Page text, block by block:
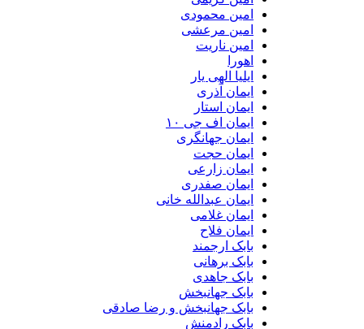
امین محمودی
امین مرعشی
امین ناریت
اهورا
ایلیا الهی یار
ایمان آذری
ایمان استار
ایمان اف جی ۱۰
ایمان جهانگری
ایمان حجت
ایمان زارعی
ایمان صفدری
ایمان عبدالله خانی
ایمان غلامی
ایمان فلاح
بابک ارجمند
بابک برهانی
بابک جاهدی
بابک جهانبخش
بابک جهانبخش و رضا صادقی
بابک رادمنش